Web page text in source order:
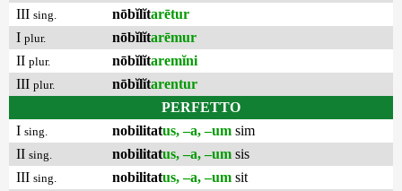
III sing. nōbĭlĭtarētur
I plur. nōbĭlĭtarēmur
II plur. nōbĭlĭtaremĭni
III plur. nōbĭlĭtarentur
PERFETTO
I sing. nobilitatus, –a, –um sim
II sing. nobilitatus, –a, –um sis
III sing. nobilitatus, –a, –um sit